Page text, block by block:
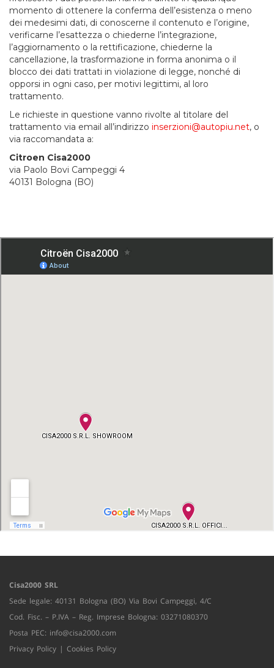
momento di ottenere la conferma dell’esistenza o meno
dei medesimi dati, di conoscerne il contenuto e l’origine,
verificarne l’esattezza o chiederne l’integrazione,
l’aggiornamento o la rettificazione, chiederne la
cancellazione, la trasformazione in forma anonima o il
blocco dei dati trattati in violazione di legge, nonché di
opporsi in ogni caso, per motivi legittimi, al loro
trattamento.
Le richieste in questione vanno rivolte al titolare del
trattamento via email all’indirizzo inserzioni@autopiu.net, o
via raccomandata a:
Citroen Cisa2000
via Paolo Bovi Campeggi 4
40131 Bologna (BO)
Cisa2000 SRL
Sede legale: 40131 Bologna (BO) Via Bovi Campeggi, 4/C
Cod. Fisc. – P.IVA – Reg. Imprese Bologna: 03271080370
Posta PEC: info@cisa2000.com
Privacy Policy | Cookies Policy